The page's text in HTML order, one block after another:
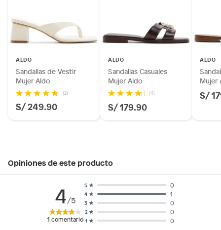
ALDO
Sandalias de Vestir
Mujer Aldo
(2)
S/ 249.90
ALDO
Sandalias Casuales
Mujer Aldo
(4)
S/ 179.90
ALDO
Mujer
S/
Opiniones de este producto
4/5
1 comentario 1 0
2 0
3 0
4 1
5 0